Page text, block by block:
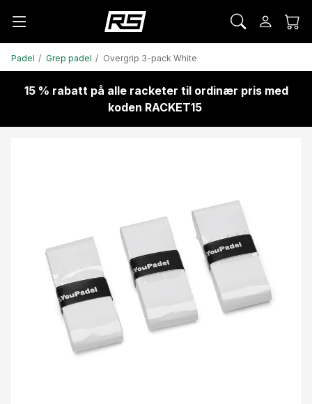
Padel Grep padel Overgrip 3-pack White
15 % rabatt på alle racketer til ordinær pris med
koden RACKET15